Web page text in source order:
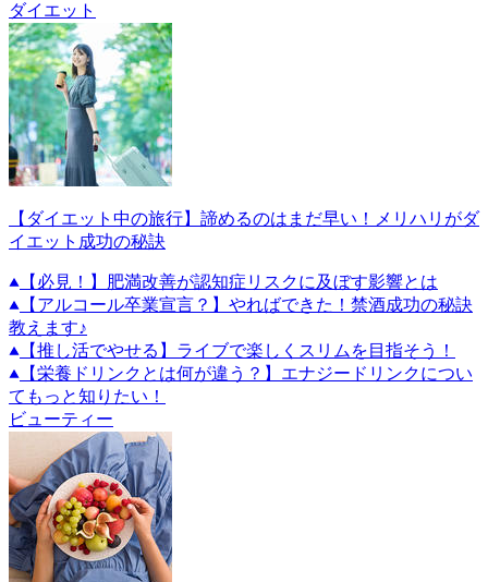
ダイエット
【ダイエット中の旅行】諦めるのはまだ早い！メリハリがダ
イエット成功の秘訣
【必見！】肥満改善が認知症リスクに及ぼす影響とは
【アルコール卒業宣言？】やればできた！禁酒成功の秘訣
教えます♪
【推し活でやせる】ライブで楽しくスリムを目指そう！
【栄養ドリンクとは何が違う？】エナジードリンクについ
てもっと知りたい！
ビューティー